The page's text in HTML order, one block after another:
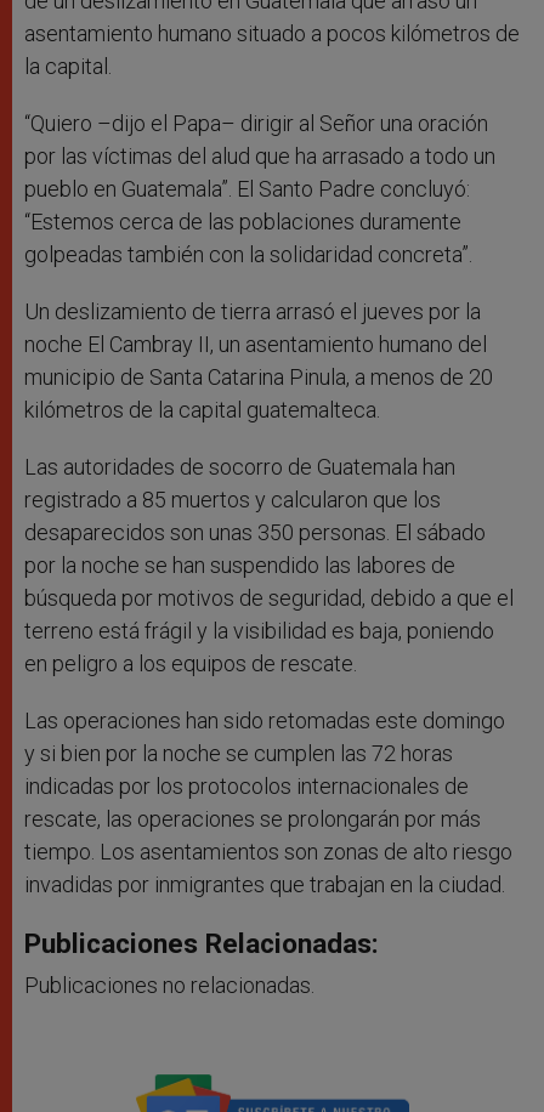
asentamiento humano situado a pocos kilómetros de
la capital.
“Quiero –dijo el Papa– dirigir al Señor una oración
por las víctimas del alud que ha arrasado a todo un
pueblo en Guatemala”. El Santo Padre concluyó:
“Estemos cerca de las poblaciones duramente
golpeadas también con la solidaridad concreta”.
Un deslizamiento de tierra arrasó el jueves por la
noche El Cambray II, un asentamiento humano del
municipio de Santa Catarina Pinula, a menos de 20
kilómetros de la capital guatemalteca.
Las autoridades de socorro de Guatemala han
registrado a 85 muertos y calcularon que los
desaparecidos son unas 350 personas. El sábado
por la noche se han suspendido las labores de
búsqueda por motivos de seguridad, debido a que el
terreno está frágil y la visibilidad es baja, poniendo
en peligro a los equipos de rescate.
Las operaciones han sido retomadas este domingo
y si bien por la noche se cumplen las 72 horas
indicadas por los protocolos internacionales de
rescate, las operaciones se prolongarán por más
tiempo. Los asentamientos son zonas de alto riesgo
invadidas por inmigrantes que trabajan en la ciudad.
Publicaciones Relacionadas:
Publicaciones no relacionadas.